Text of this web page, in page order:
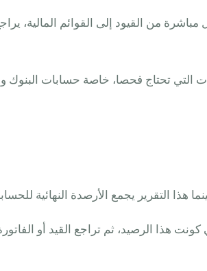
من القيود إلى القوائم المالية،
التي تحتاج فحصا، خاصة حسابات البنوك
هذا التقرير يجمع الأرصدة النهائية
هذا الرصيد، ثم تراجع القيد أو